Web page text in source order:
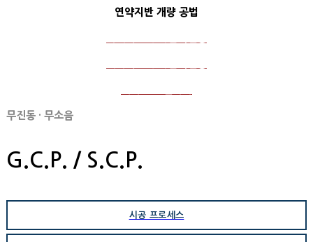
연약지반 개량 공법
무진동 · 무소음
G.C.P. / S.C.P.
시공 프로세스